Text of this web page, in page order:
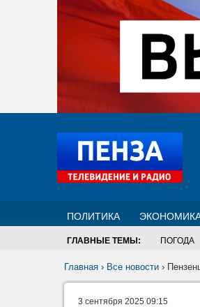
ПОЛИТИКА
ГЛАВНЫЕ ТЕМЫ: ПОГОДА
Главная › Все новости ›
3 сентября 2025 09:15